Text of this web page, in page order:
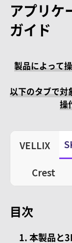
アプリケ
ガイド
製品によって
以下のタブで対
操
VELLIX
Crest
目次
本製品と